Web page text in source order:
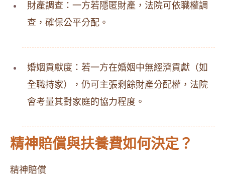
財產調查：一方若隱匿財產，法院可依職權調
查，確保公平分配。
婚姻貢獻度：若一方在婚姻中無經濟貢獻（如
全職持家），仍可主張剩餘財產分配權，法院
會考量其對家庭的協力程度。
精神賠償與扶養費如何決定？
精神賠償